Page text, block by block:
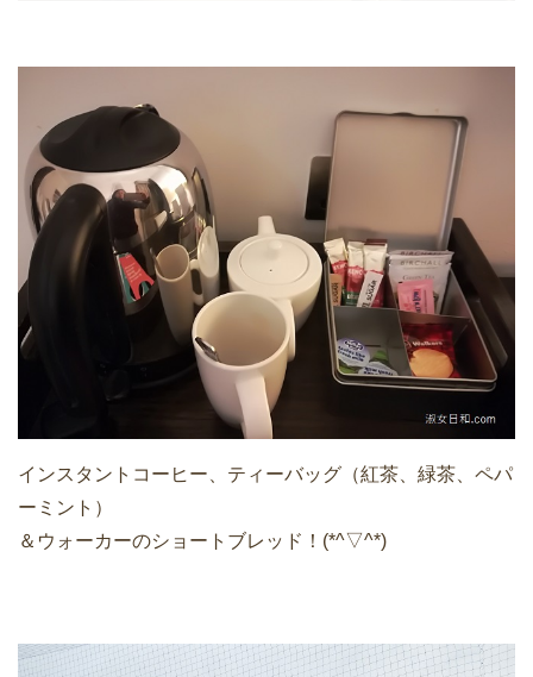
インスタントコーヒー、ティーバッグ（紅茶、緑茶、ペパ
ーミント）
＆ウォーカーのショートブレッド！(*^▽^*)